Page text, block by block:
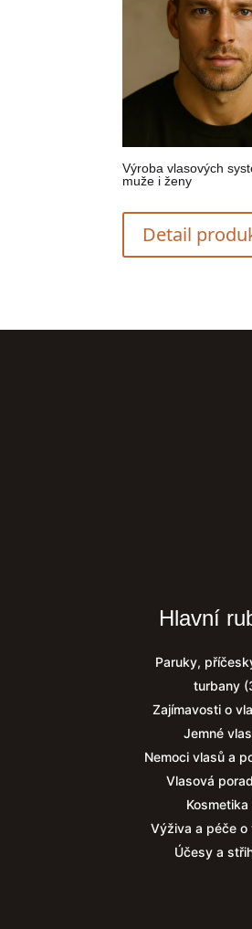
Výroba vlasových
muže i ženy
Detail
Hlavní
Paruky,
turbany
Zajímavosti o
Jemné
Nemoci vlasů a
Vlasová
Kosmetika
Výživa a péče o
Účesy a